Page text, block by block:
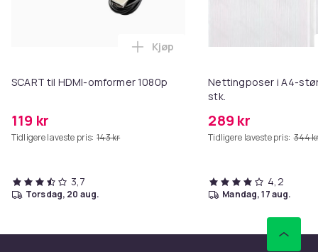
SCART til HDMI-omformer 1080p
119 kr
Tidligere laveste pris: 143 kr
Legg SCART til HDMI-omformer
Kjøp
3,7
torsdag, 20 aug.
Nettingposer i A4-
stk.
289 kr
Tidligere laveste pris: 344
4,2
mandag, 17 aug.